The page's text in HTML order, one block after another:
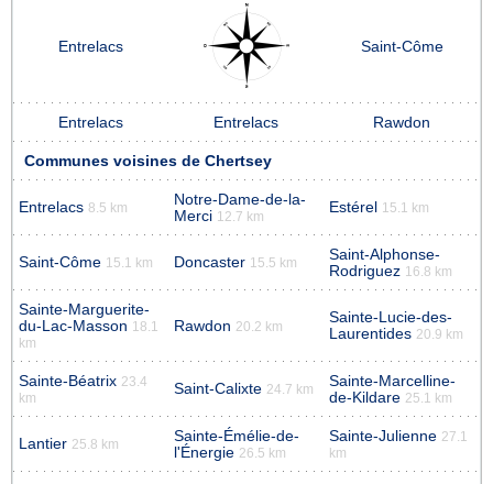
Entrelacs Saint-Côme
Entrelacs Entrelacs Rawdon
Communes voisines de Chertsey
Entrelacs 8.5 km
Notre-Dame-de-la-
Merci 12.7 km
Estérel 15.1 km
Saint-Côme 15.1 km Doncaster 15.5 km
Saint-Alphonse-
Rodriguez 16.8 km
Sainte-Marguerite-
du-Lac-Masson 18.1
km
Rawdon 20.2 km
Sainte-Lucie-des-
Laurentides 20.9 km
Sainte-Béatrix 23.4
km
Saint-Calixte 24.7 km
Sainte-Marcelline-
de-Kildare 25.1 km
Lantier 25.8 km
Sainte-Émélie-de-
l'Énergie 26.5 km
Sainte-Julienne 27.1
km